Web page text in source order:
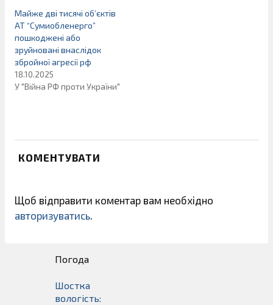
Майже дві тисячі об’єктів
АТ “Сумиобленерго”
пошкоджені або
зруйновані внаслідок
збройної агресії рф
18.10.2025
У "Війна РФ проти України"
КОМЕНТУВАТИ
Щоб відправити коментар вам необхідно
авторизуватись.
Погода
Шостка
вологість: